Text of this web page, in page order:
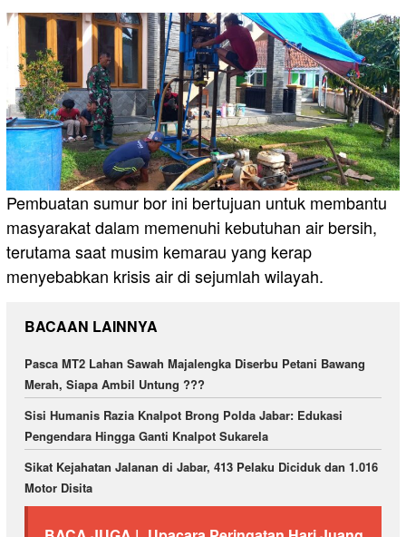
Pembuatan sumur bor ini bertujuan untuk membantu
masyarakat dalam memenuhi kebutuhan air bersih,
terutama saat musim kemarau yang kerap
menyebabkan krisis air di sejumlah wilayah.
BACAAN LAINNYA
Pasca MT2 Lahan Sawah Majalengka Diserbu Petani Bawang
Merah, Siapa Ambil Untung ???
Sisi Humanis Razia Knalpot Brong Polda Jabar: Edukasi
Pengendara Hingga Ganti Knalpot Sukarela
Sikat Kejahatan Jalanan di Jabar, 413 Pelaku Diciduk dan 1.016
Motor Disita